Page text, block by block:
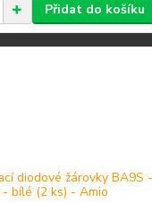
Přidat do košíku